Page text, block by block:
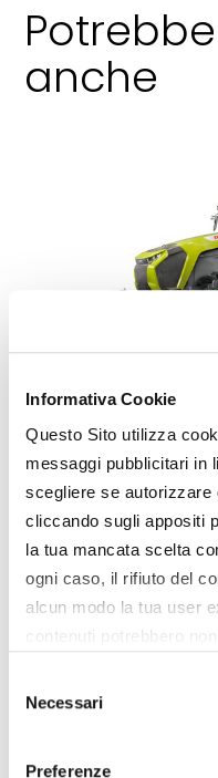
Informativa Cookie
Questo Sito utilizza
messaggi pubblicitari in
scegliere se autorizzare
cliccando sugli appositi
la tua mancata scelta
ogni caso, il rifiuto del
alcun modo la tua user
contenuti potrebbero
all’utilizzo di tutti, o
delNecessari
Preferenze
anche
Nuove soluzioni
comfort e